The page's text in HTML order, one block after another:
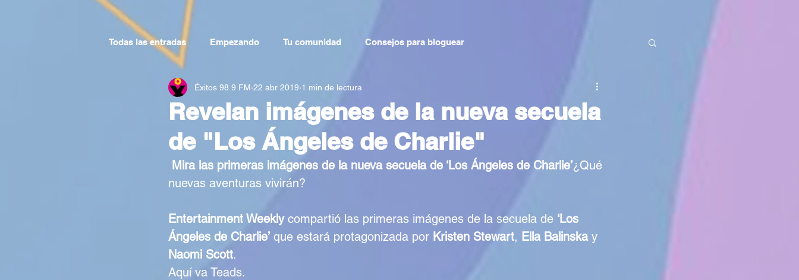
Todas las entradas Empezando Tu comunidad Consejos para bloguear
Revelan imágenes de la nueva secuela
de "Los Ángeles de Charlie"
Éxitos 98.9 FM 22 abr 2019 1 min de lectura
Mira las primeras imágenes de la nueva secuela de ‘Los Ángeles de Charlie’¿Qué
nuevas aventuras vivirán?
Entertainment Weekly compartió las primeras imágenes de la secuela de ‘Los
Ángeles de Charlie’ que estará protagonizada por Kristen Stewart, Ella Balinska y
Naomi Scott.
Aquí va Teads.